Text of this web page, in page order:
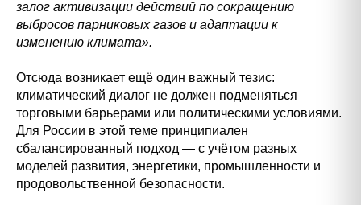
залог активизации действий по сокращению
выбросов парниковых газов и адаптации к
изменению климата».
Отсюда возникает ещё один важный тезис:
климатический диалог не должен подменяться
торговыми барьерами или политическими условиями.
Для России в этой теме принципиален
сбалансированный подход — с учётом разных
моделей развития, энергетики, промышленности и
продовольственной безопасности.